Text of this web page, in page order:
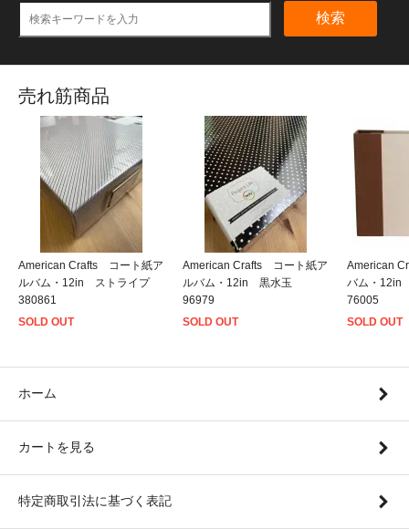
検索
売れ筋商品
American Crafts コート紙ア
ルバム・12in ストライプ
380861
SOLD OUT
American Crafts コート紙ア
ルバム・12in 黒水玉
96979
SOLD OUT
American
バム・
76005
SOLD OUT
ホーム
カートを見る
特定商取引法に基づく表記